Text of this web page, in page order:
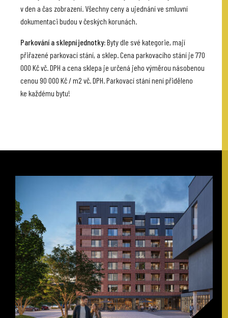
v den a čas zobrazení. Všechny ceny a ujednání ve smluvní
dokumentaci budou v českých korunách.
Parkování a sklepní jednotky:Byty dle své kategorie, mají
přiřazené parkovací stání, a sklep. Cena parkovacího stání je 770
000 Kč vč. DPH a cena sklepa je určená jeho výměrou násobenou
cenou 90 000 Kč / m2 vč. DPH. Parkovací stání není přiděleno
ke každému bytu!